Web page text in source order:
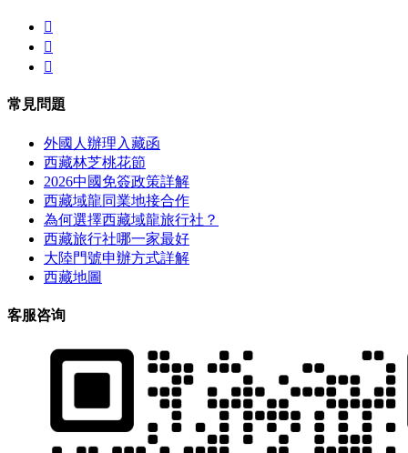



常見問題
外國人辦理入藏函
西藏林芝桃花節
2026中國免簽政策詳解
西藏域龍同業地接合作
為何選擇西藏域龍旅行社？
西藏旅行社哪一家最好
大陸門號申辦方式詳解
西藏地圖
客服咨询